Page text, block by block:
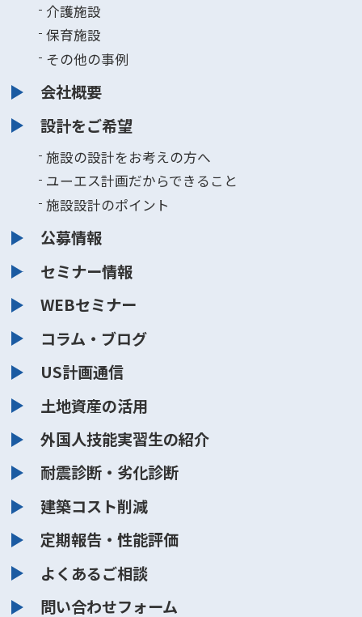
介護施設
保育施設
その他の事例
会社概要
設計をご希望
施設の設計をお考えの方へ
ユーエス計画だからできること
施設設計のポイント
公募情報
セミナー情報
WEBセミナー
コラム・ブログ
US計画通信
土地資産の活用
外国人技能実習生の紹介
耐震診断・劣化診断
建築コスト削減
定期報告・性能評価
よくあるご相談
問い合わせフォーム